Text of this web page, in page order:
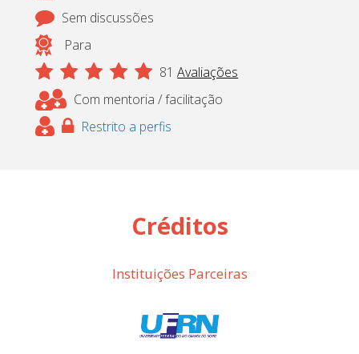
Sem discussões
Para
81 Avaliações
Com mentoria / facilitação
Restrito a perfis
Créditos
Instituições Parceiras